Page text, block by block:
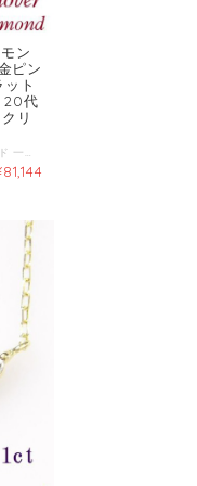
ン
ピン
ト
20代
リ
K18 K18PG 四つ葉のクローバー ダイヤモンド 一粒 ペンダント ■使用素材：K18ゴールド(K18)・K18ピンクゴールド(K18)刻印有り ■サイズ：トップ縦約9.6mmX横約8mm厚さ約2.8mm ■使用石：天然ダイヤモンド1石0.1ct 刻印有 ■チェーン約40cm(3cmアジャスターで長さが調整できます） ■ペンダントトップ取り外し可能 ■品質保証書・ケース付 ■商品カテゴリ 母の日 ホワイトデー バレンタイン ギフト プレゼント 妻 彼女 サプライズ ジュエリー アクセサリー 通販 贈り物 クリスマスプレゼント 結婚記念日 結婚式 レディース 女性用 人気 セール おしゃれ 20代 30代 40代 50代 60代 ■ご注文日から13営業日後の発送となります。